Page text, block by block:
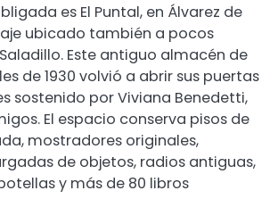
es El Puntal, en Álvarez de
ubicado también a pocos
Este antiguo almacén de
de 1930 volvió a abrir sus puertas
sostenido por Viviana Benedetti,
El espacio conserva pisos de
mostradores originales,
de objetos, radios antiguas,
y más de 80 libros